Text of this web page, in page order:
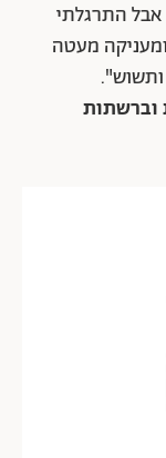
התרגלתי
מעטה
ותשוש".
וברשתות